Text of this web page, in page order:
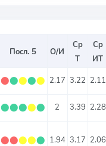
Посл. 5 О/И
Ср
Т
Ср
ИТ
⬤⬤⬤⬤⬤ 2.17 3.22 2.11
⬤⬤⬤⬤⬤ 2 3.39 2.28
⬤⬤⬤⬤⬤ 1.94 3.17 2.06